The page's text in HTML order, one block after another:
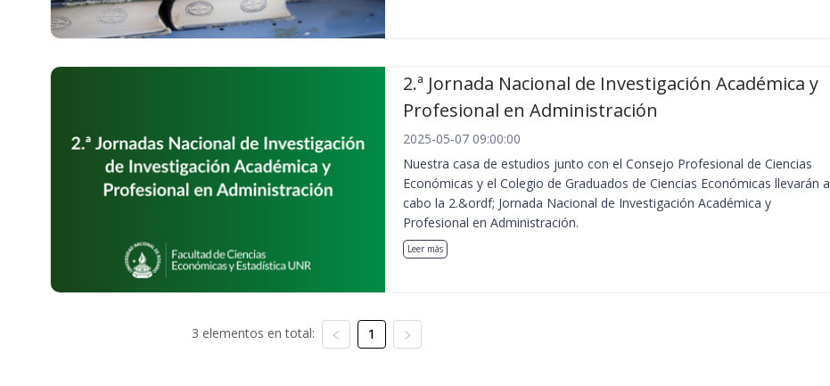
2.ª Jornada Nacional de Investigación Académica y
Profesional en Administración
2025-05-07 09:00:00
Nuestra casa de estudios junto con el Consejo Profesional de Ciencias
Económicas y el Colegio de Graduados de Ciencias Económicas llevarán a
cabo la 2.&ordf; Jornada Nacional de Investigación Académica y
Profesional en Administración.
Leer más
3 elementos en total: 1